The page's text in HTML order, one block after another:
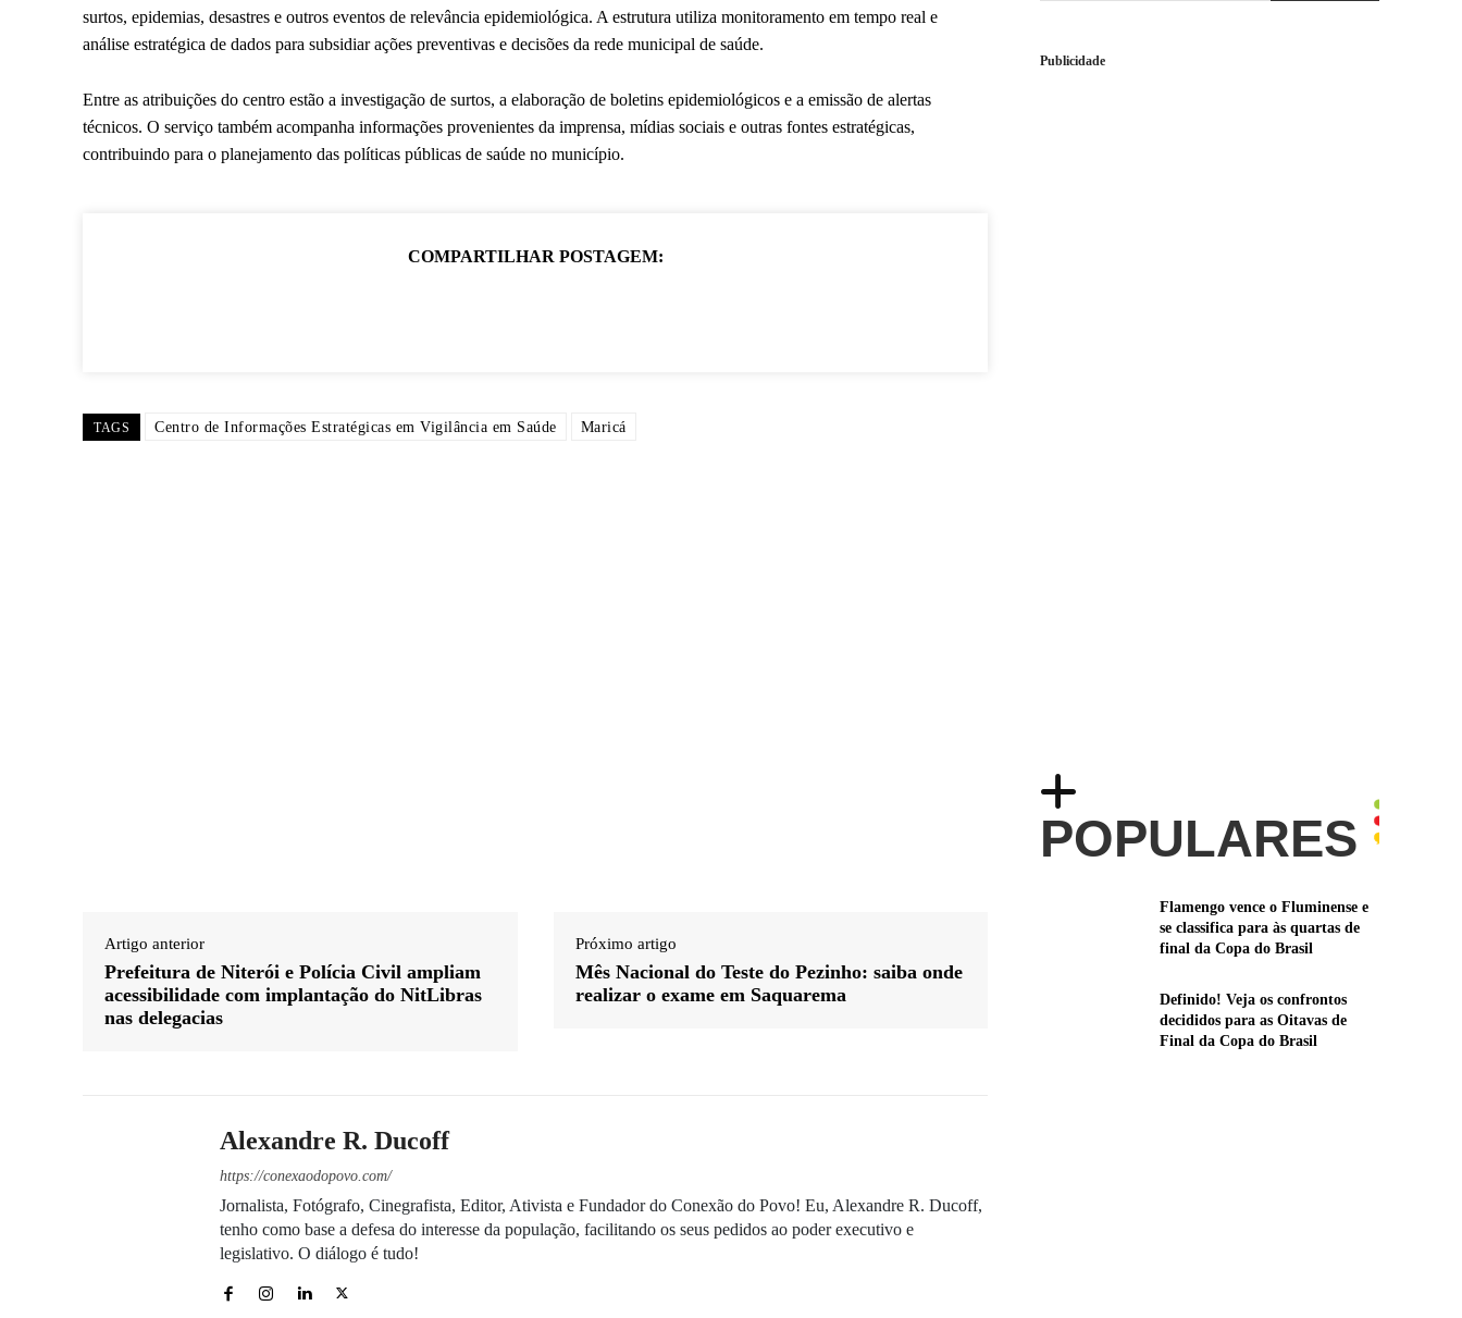
surtos, epidemias, desastres e outros eventos de relevância epidemiológica. A estrutura utiliza monitoramento em tempo real e
análise estratégica de dados para subsidiar ações preventivas e decisões da rede municipal de saúde.
Entre as atribuições do centro estão a investigação de surtos, a elaboração de boletins epidemiológicos e a emissão de alertas
técnicos. O serviço também acompanha informações provenientes da imprensa, mídias sociais e outras fontes estratégicas,
contribuindo para o planejamento das políticas públicas de saúde no município.
COMPARTILHAR POSTAGEM:
TAGS Centro de Informações Estratégicas em Vigilância em Saúde Maricá
Artigo anterior
Prefeitura de Niterói e Polícia Civil ampliam
acessibilidade com implantação do NitLibras
nas delegacias
Próximo artigo
Mês Nacional do Teste do Pezinho: saiba onde
realizar o exame em Saquarema
Alexandre R. Ducoff
https://conexaodopovo.com/
Jornalista, Fotógrafo, Cinegrafista, Editor, Ativista e Fundador do Conexão do Povo! Eu, Alexandre R. Ducoff,
tenho como base a defesa do interesse da população, facilitando os seus pedidos ao poder executivo e
legislativo. O diálogo é tudo!
Publicidade
POPULARES
Flamengo vence o Fluminense e
se classifica para às quartas de
final da Copa do Brasil
Definido! Veja os confrontos
decididos para as Oitavas de
Final da Copa do Brasil